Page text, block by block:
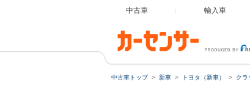
中古車 輸入車
中古車トップ 新車 トヨタ（新車） クラ